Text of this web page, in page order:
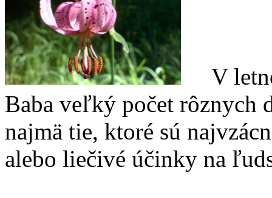
V
Baba veľký počet rôznych
najmä tie, ktoré sú
alebo liečivé účinky na